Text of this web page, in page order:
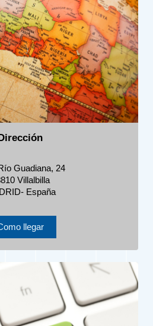
Guadiana, 24
Villalbilla
España
llegar